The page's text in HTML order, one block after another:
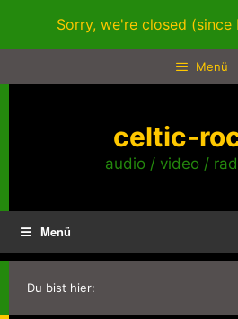
Sorry, we're closed (since
Menü
celtic-
audio / video /
Menü
Du bist hier: